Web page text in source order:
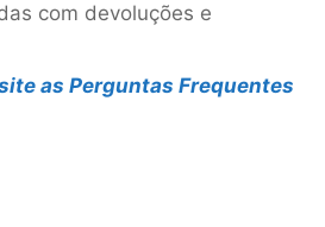
com devoluções e
as Perguntas Frequentes